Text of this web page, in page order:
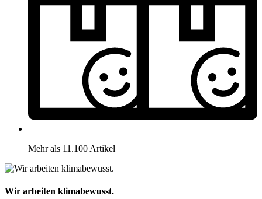
Mehr als 11.100 Artikel
Wir arbeiten klimabewusst.